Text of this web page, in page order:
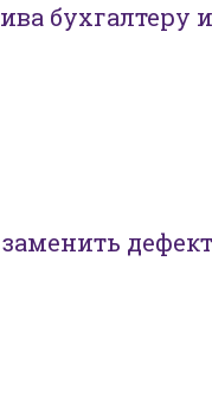
бухгалтеру